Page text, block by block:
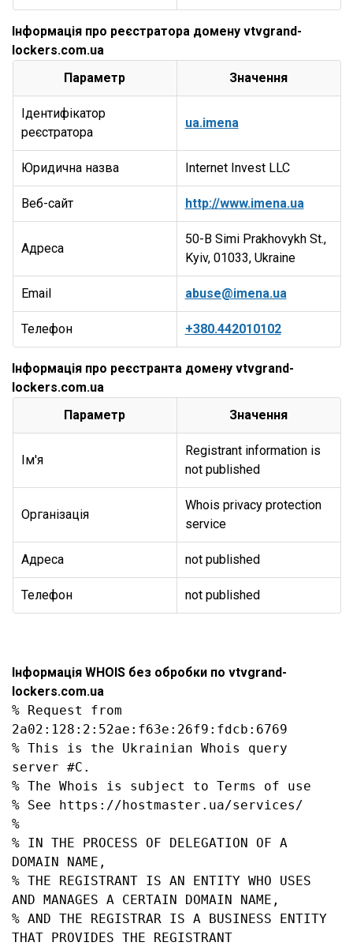
Інформація про реєстратора домену vtvgrand-
lockers.com.ua
Параметр
Значення
Ідентифікатор
реєстратора
ua.imena
Юридична назва Internet Invest LLC
Веб-сайт http://www.imena.ua
Адреса
50-B Simi Prakhovykh St.,
Kyiv, 01033, Ukraine
Email abuse@imena.ua
Телефон +380.442010102
Інформація про реєстранта домену vtvgrand-
lockers.com.ua
Параметр
Значення
Ім'я
Registrant information is
not published
Організація
Whois privacy protection
service
Адреса not published
Телефон not published
Інформація WHOIS без обробки по vtvgrand-
lockers.com.ua
% Request from
2a02:128:2:52ae:f63e:26f9:fdcb:6769
% This is the Ukrainian Whois query
server #C.
% The Whois is subject to Terms of use
% See https://hostmaster.ua/services/
%
% IN THE PROCESS OF DELEGATION OF A
DOMAIN NAME,
% THE REGISTRANT IS AN ENTITY WHO USES
AND MANAGES A CERTAIN DOMAIN NAME,
% AND THE REGISTRAR IS A BUSINESS ENTITY
THAT PROVIDES THE REGISTRANT